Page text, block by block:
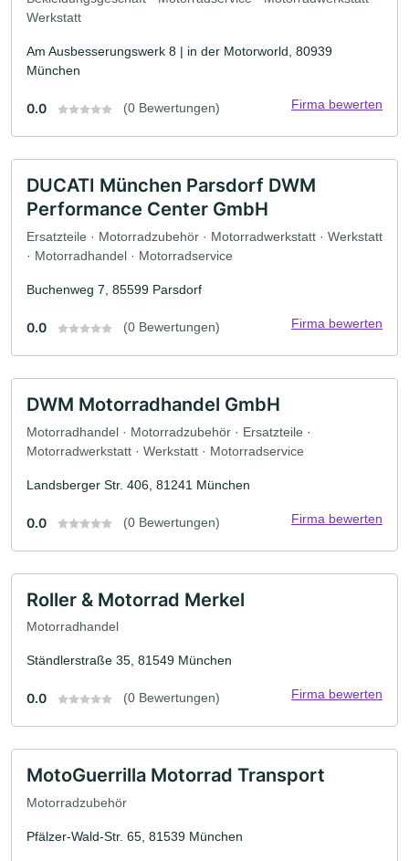
Werkstatt
Am Ausbesserungswerk 8 | in der Motorworld, 80939
München
0.0 (0 Bewertungen) Firma bewerten
DUCATI München Parsdorf DWM
Performance Center GmbH
Ersatzteile · Motorradzubehör · Motorradwerkstatt · Werkstatt
· Motorradhandel · Motorradservice
Buchenweg 7, 85599 Parsdorf
0.0 (0 Bewertungen) Firma bewerten
DWM Motorradhandel GmbH
Motorradhandel · Motorradzubehör · Ersatzteile ·
Motorradwerkstatt · Werkstatt · Motorradservice
Landsberger Str. 406, 81241 München
0.0 (0 Bewertungen) Firma bewerten
Roller & Motorrad Merkel
Motorradhandel
Ständlerstraße 35, 81549 München
0.0 (0 Bewertungen) Firma bewerten
MotoGuerrilla Motorrad Transport
Motorradzubehör
Pfälzer-Wald-Str. 65, 81539 München